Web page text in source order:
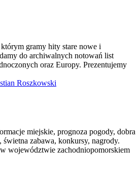
gramy hity stare nowe i
do archiwalnych notowań list
oraz Europy. Prezentujemy
Roszkowski
miejskie, prognoza pogody, dobra
zabawa, konkursy, nagrody.
województwie zachodniopomorskiem